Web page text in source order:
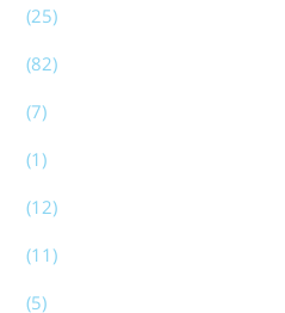
(25)
(82)
(7)
(1)
(12)
(11)
(5)